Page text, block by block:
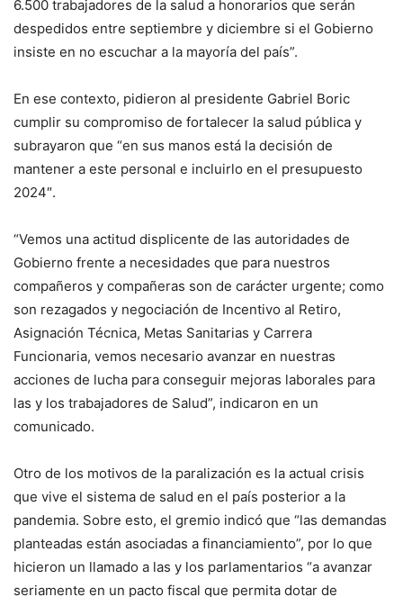
6.500 trabajadores de la salud a honorarios que serán
despedidos entre septiembre y diciembre si el Gobierno
insiste en no escuchar a la mayoría del país”.
En ese contexto, pidieron al presidente Gabriel Boric
cumplir su compromiso de fortalecer la salud pública y
subrayaron que “en sus manos está la decisión de
mantener a este personal e incluirlo en el presupuesto
2024″.
“Vemos una actitud displicente de las autoridades de
Gobierno frente a necesidades que para nuestros
compañeros y compañeras son de carácter urgente; como
son rezagados y negociación de Incentivo al Retiro,
Asignación Técnica, Metas Sanitarias y Carrera
Funcionaria, vemos necesario avanzar en nuestras
acciones de lucha para conseguir mejoras laborales para
las y los trabajadores de Salud”, indicaron en un
comunicado.
Otro de los motivos de la paralización es la actual crisis
que vive el sistema de salud en el país posterior a la
pandemia. Sobre esto, el gremio indicó que “las demandas
planteadas están asociadas a financiamiento”, por lo que
hicieron un llamado a las y los parlamentarios “a avanzar
seriamente en un pacto fiscal que permita dotar de